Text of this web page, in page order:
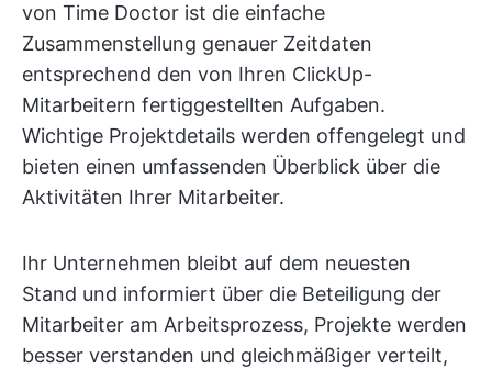
von Time Doctor ist die einfache
Zusammenstellung genauer Zeitdaten
entsprechend den von Ihren ClickUp-
Mitarbeitern fertiggestellten Aufgaben.
Wichtige Projektdetails werden offengelegt und
bieten einen umfassenden Überblick über die
Aktivitäten Ihrer Mitarbeiter.
Ihr Unternehmen bleibt auf dem neuesten
Stand und informiert über die Beteiligung der
Mitarbeiter am Arbeitsprozess, Projekte werden
besser verstanden und gleichmäßiger verteilt,